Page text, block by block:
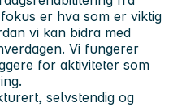
er hva som er viktig
vi kan bidra med
Vi fungerer
for aktiviteter som
selvstendig og